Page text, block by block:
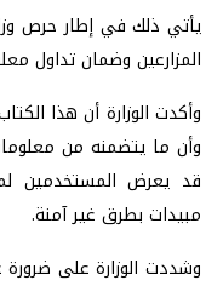
يأتي ذلك في إطار حرص
المزارعين وضمان تداول
وأكدت الوزارة أن هذا
وأن ما يتضمنه من
قد يعرض المستخدمين
مبيدات بطرق غير آمنة.
وشددت الوزارة على